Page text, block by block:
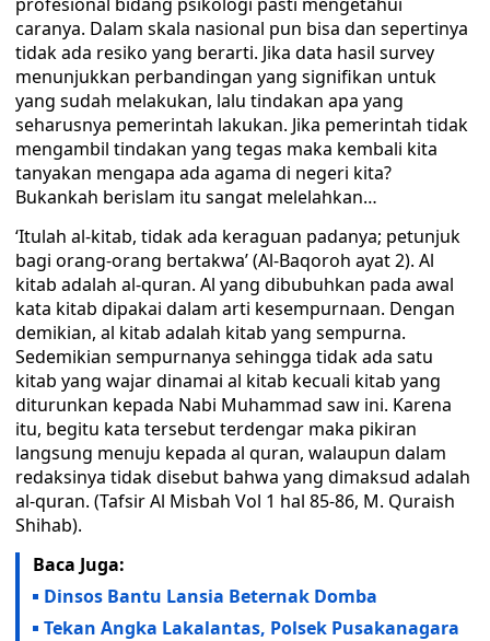
caranya. Dalam skala nasional pun bisa dan sepertinya
tidak ada resiko yang berarti. Jika data hasil survey
menunjukkan perbandingan yang signifikan untuk
yang sudah melakukan, lalu tindakan apa yang
seharusnya pemerintah lakukan. Jika pemerintah tidak
mengambil tindakan yang tegas maka kembali kita
tanyakan mengapa ada agama di negeri kita?
Bukankah berislam itu sangat melelahkan…
‘Itulah al-kitab, tidak ada keraguan padanya; petunjuk
bagi orang-orang bertakwa’ (Al-Baqoroh ayat 2). Al
kitab adalah al-quran. Al yang dibubuhkan pada awal
kata kitab dipakai dalam arti kesempurnaan. Dengan
demikian, al kitab adalah kitab yang sempurna.
Sedemikian sempurnanya sehingga tidak ada satu
kitab yang wajar dinamai al kitab kecuali kitab yang
diturunkan kepada Nabi Muhammad saw ini. Karena
itu, begitu kata tersebut terdengar maka pikiran
langsung menuju kepada al quran, walaupun dalam
redaksinya tidak disebut bahwa yang dimaksud adalah
al-quran. (Tafsir Al Misbah Vol 1 hal 85-86, M. Quraish
Shihab).
Baca Juga:
Dinsos Bantu Lansia Beternak Domba
Tekan Angka Lakalantas, Polsek Pusakanagara